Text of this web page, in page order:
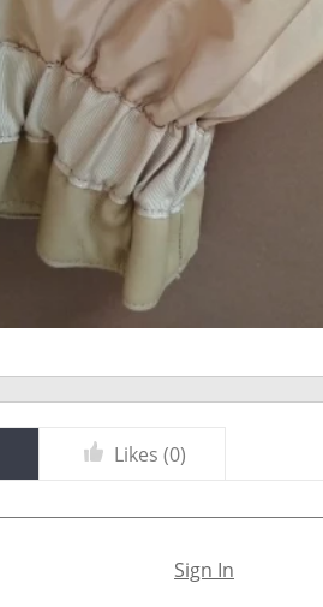
Likes (0)
Sign In